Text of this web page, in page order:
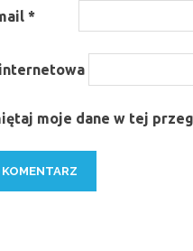
*
moje dane w tej